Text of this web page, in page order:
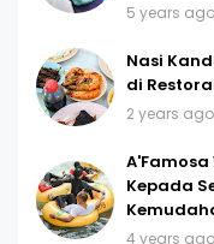
5 years ago
Nasi
di
2 years ago
A'Famosa
Kepada
4 years ago